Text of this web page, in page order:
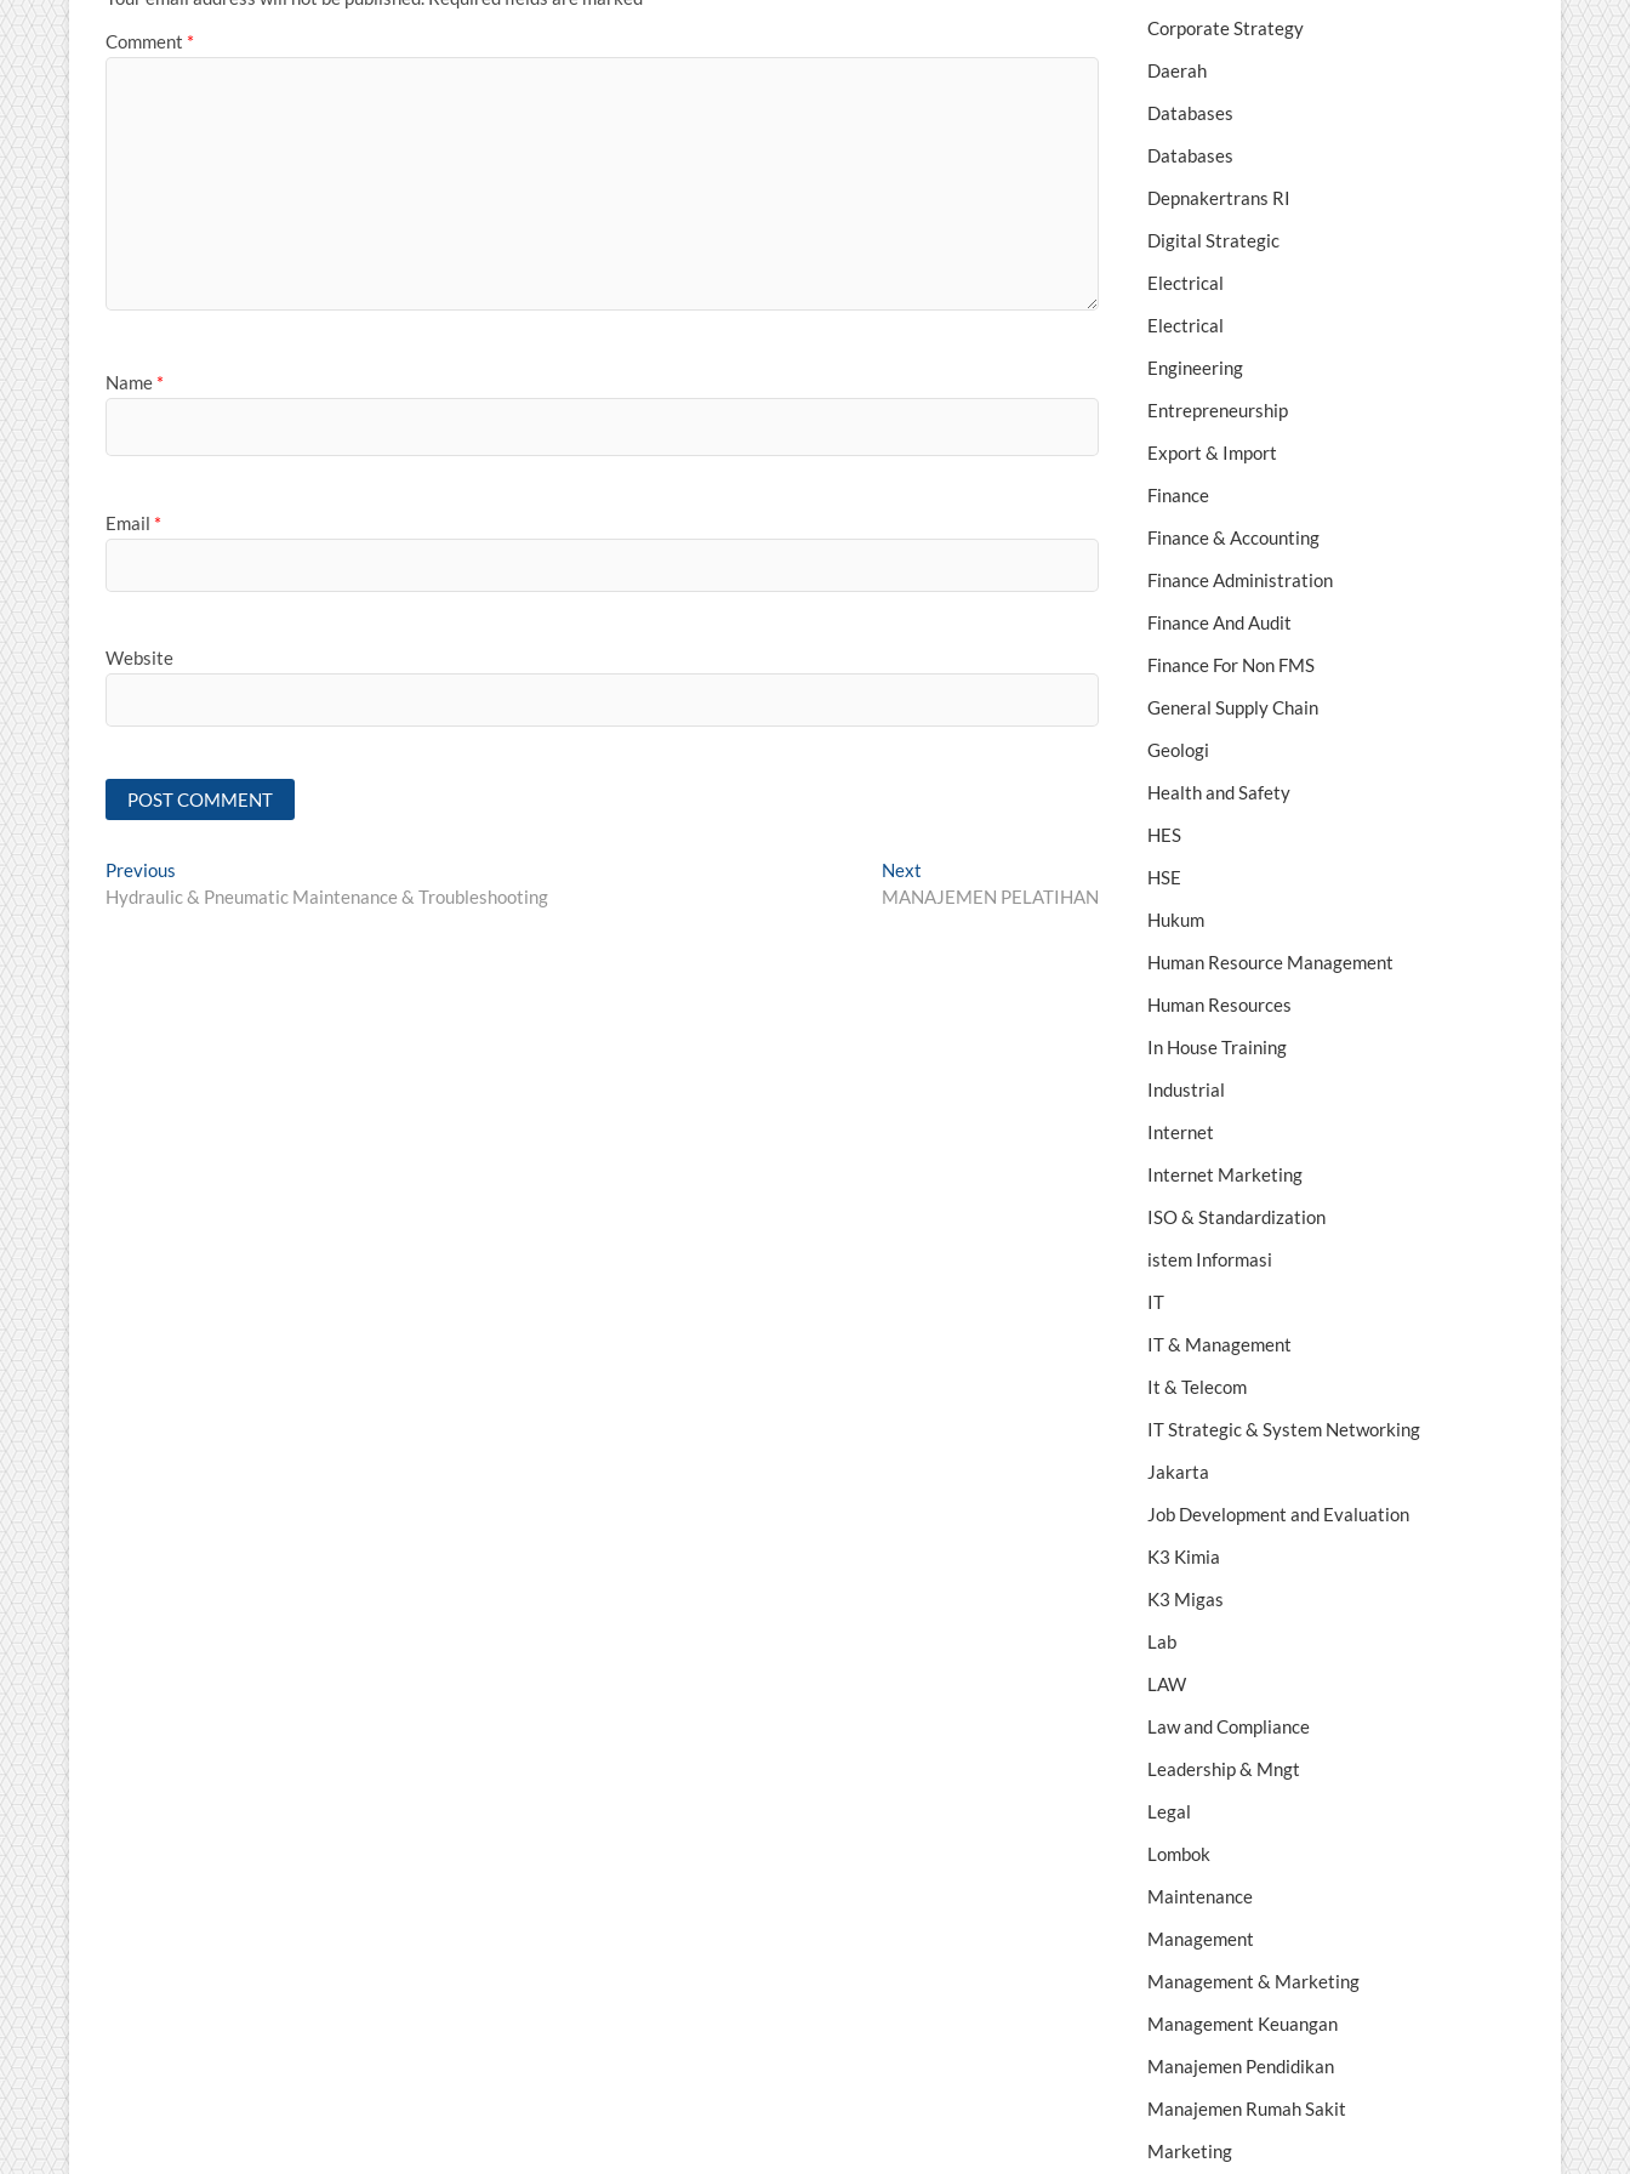
Comment *
Name *
Email *
Website
Post
navigation
Previous
post:
Hydraulic & Pneumatic Maintenance & Troubleshooting
Next
post:
MANAJEMEN PELATIHAN
Corporate Strategy
Daerah
Databases
Databases
Depnakertrans RI
Digital Strategic
Electrical
Electrical
Engineering
Entrepreneurship
Export & Import
Finance
Finance & Accounting
Finance Administration
Finance And Audit
Finance For Non FMS
General Supply Chain
Geologi
Health and Safety
HES
HSE
Hukum
Human Resource Management
Human Resources
In House Training
Industrial
Internet
Internet Marketing
ISO & Standardization
istem Informasi
IT
IT & Management
It & Telecom
IT Strategic & System Networking
Jakarta
Job Development and Evaluation
K3 Kimia
K3 Migas
Lab
LAW
Law and Compliance
Leadership & Mngt
Legal
Lombok
Maintenance
Management
Management & Marketing
Management Keuangan
Manajemen Pendidikan
Manajemen Rumah Sakit
Marketing